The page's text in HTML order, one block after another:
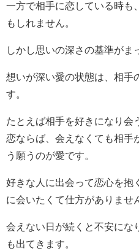
一方で相手に恋している時も
もしれません。
しかし思いの深さの基準がま
想いが深い愛の状態は、相手
す。
たとえば相手を好きになり会
恋ならば、会えなくても相手
う願うのが愛です。
好きな人に出会って恋心を抱
に会いたくて仕方がありませ
会えない日が続くと不安にな
も出てきます。